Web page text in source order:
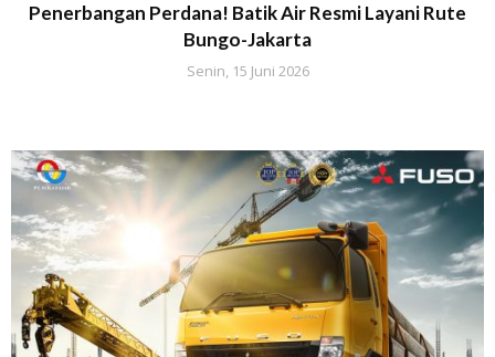
Penerbangan Perdana! Batik Air Resmi Layani Rute
Bungo-Jakarta
Senin, 15 Juni 2026